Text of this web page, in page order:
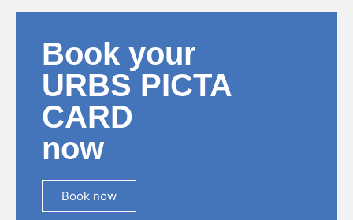
Book your
URBS PICTA
CARD
now
Book now